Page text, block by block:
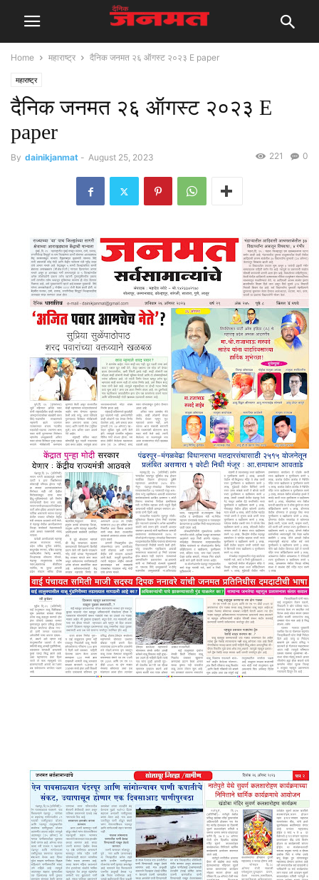
Home महाराष्ट्र दैनिक जनमत २६ ऑगस्ट २०२३ E paper
महाराष्ट्र
दैनिक जनमत २६ ऑगस्ट २०२३ E
paper
By dainikjanmat - August 25, 2023 0
221